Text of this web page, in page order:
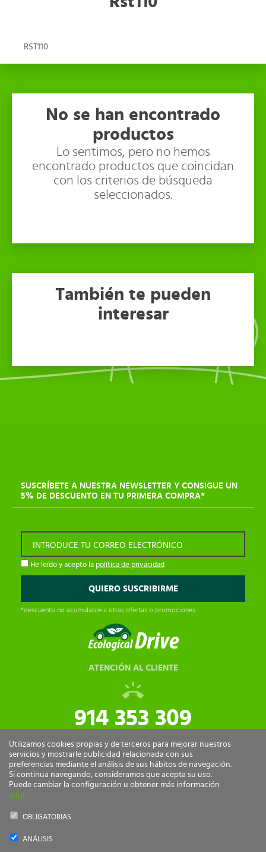
RST110
No se han encontrado
productos
Lo sentimos, pero no hemos
encontrado productos que coincidan
con los criterios de búsqueda
seleccionados.
También te pueden
interesar
SUSCRÍBETE A NUESTRA NEWSLETTER Y CONSIGUE UN
5% DE DESCUENTO EN TU PRIMERA COMPRA*
INTRODUCE TU CORREO ELECTRÓNICO
He leído y acepto la política de privacidad
*descuento no acumulable a otras ofertas o promociones.
ATENCIÓN AL CLIENTE
914 353 309
tiendaonline@ecologicaldrive.com
Utilizamos cookies propias y de terceros para mejorar nuestros
servicios y mostrarle publicidad relacionada con sus
preferencias mediante el análisis de sus hábitos de navegación.
Si continua navegando, consideramos que acepta su uso.
Puede cambiar la configuración u obtener más información
aquí
OBLIGATORIAS
ANÁLISIS